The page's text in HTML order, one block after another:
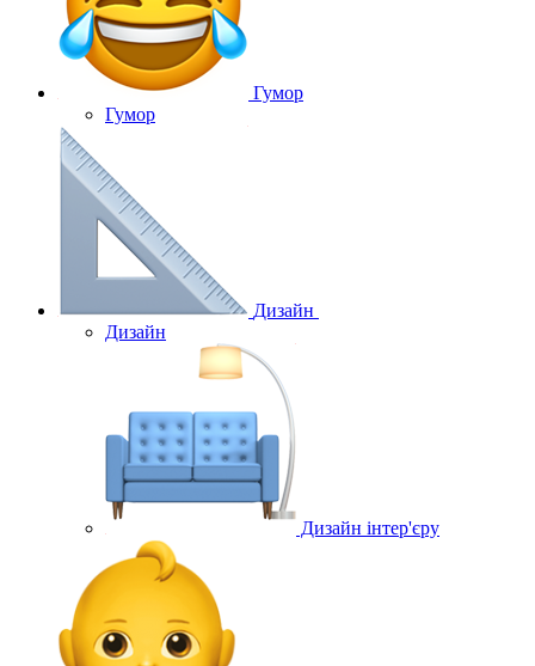
Гумор
Гумор
Дизайн
Дизайн
Дизайн інтер'єру